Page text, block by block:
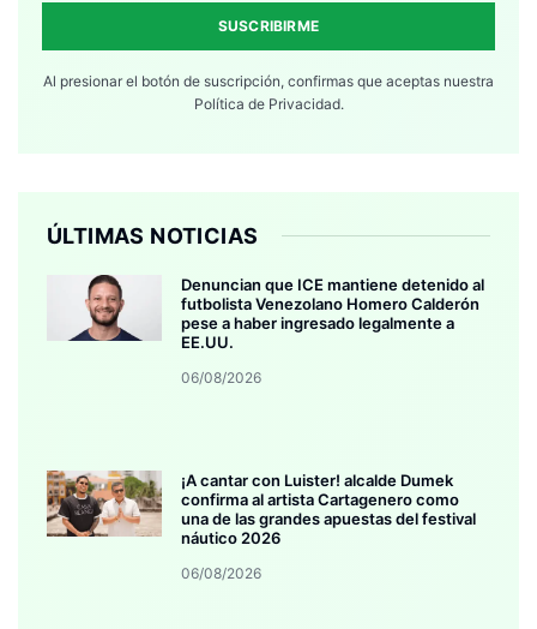
SUSCRIBIRME
Al presionar el botón de suscripción, confirmas que aceptas nuestra
Política de Privacidad.
ÚLTIMAS NOTICIAS
Denuncian que ICE mantiene detenido al
futbolista Venezolano Homero Calderón
pese a haber ingresado legalmente a
EE.UU.
06/08/2026
¡A cantar con Luister! alcalde Dumek
confirma al artista Cartagenero como
una de las grandes apuestas del festival
náutico 2026
06/08/2026